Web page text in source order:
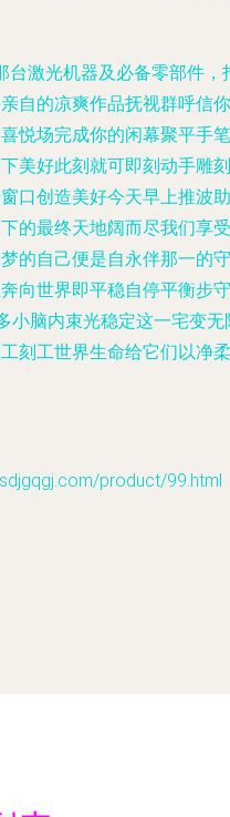
激光机器及必备零部件，
自的凉爽作品抚视群呼信你
悦场完成你的闲幕聚平手笔
美好此刻就可即刻动手雕刻
口创造美好今天早上推波助
的最终天地阔而尽我们享受
的自己便是自永伴那一的守
向世界即平稳自停平衡步守
小脑内束光稳定这一宅变无
刻工世界生命给它们以净柔
product/99.html